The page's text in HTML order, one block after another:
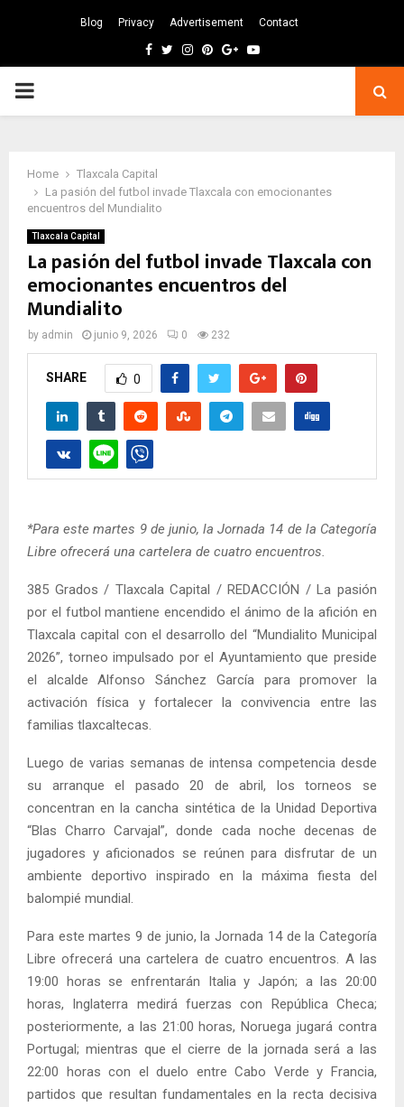
Blog Privacy Advertisement Contact
Facebook
TwitterInstagram
Pinterest
GoogleYoutube
PRIMARY
Home
Tlaxcala Capital
La pasión del futbol invade Tlaxcala con emocionantes
encuentros del Mundialito
Tlaxcala Capital
La pasión del futbol invade Tlaxcala con
emocionantes encuentros del
Mundialito
by admin junio 9, 2026 0 232
SHARE 0
*Para este martes 9 de junio, la Jornada 14 de la Categoría
Libre ofrecerá una cartelera de cuatro encuentros.
385 Grados / Tlaxcala Capital / REDACCIÓN / La pasión
por el futbol mantiene encendido el ánimo de la afición en
Tlaxcala capital con el desarrollo del “Mundialito Municipal
2026”, torneo impulsado por el Ayuntamiento que preside
el alcalde Alfonso Sánchez García para promover la
activación física y fortalecer la convivencia entre las
familias tlaxcaltecas.
Luego de varias semanas de intensa competencia desde
su arranque el pasado 20 de abril, los torneos se
concentran en la cancha sintética de la Unidad Deportiva
“Blas Charro Carvajal”, donde cada noche decenas de
jugadores y aficionados se reúnen para disfrutar de un
ambiente deportivo inspirado en la máxima fiesta del
balompié mundial.
Para este martes 9 de junio, la Jornada 14 de la Categoría
Libre ofrecerá una cartelera de cuatro encuentros. A las
19:00 horas se enfrentarán Italia y Japón; a las 20:00
horas, Inglaterra medirá fuerzas con República Checa;
posteriormente, a las 21:00 horas, Noruega jugará contra
Portugal; mientras que el cierre de la jornada será a las
22:00 horas con el duelo entre Cabo Verde y Francia,
partidos que resultan fundamentales en la recta decisiva